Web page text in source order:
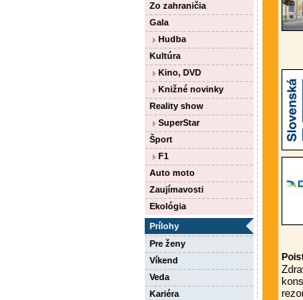
Zo zahraničia
Gala
Hudba
Kultúra
Kino, DVD
Knižné novinky
Reality show
SuperStar
Šport
F1
Auto moto
Zaujímavosti
Ekológia
Prílohy
Pre ženy
Víkend
Veda
Kariéra